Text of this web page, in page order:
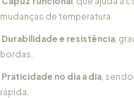
mudanças de temperatura.
Durabilidade e resistência,
bordas.
Praticidade no dia a dia,
rápida.